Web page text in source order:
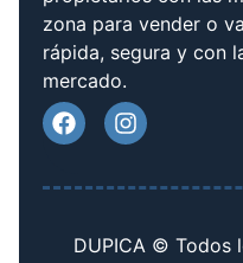
zona para vender o
rápida, segura y con
mercado.
DUPICA © Todos